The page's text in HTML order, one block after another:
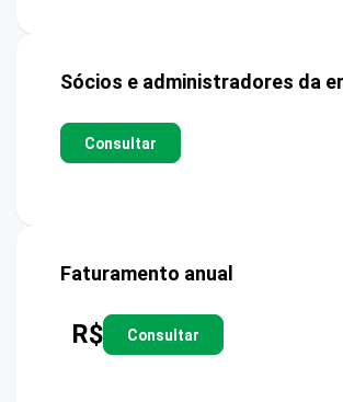
Sócios e administradores da
Consultar
Faturamento anual
R$ Consultar